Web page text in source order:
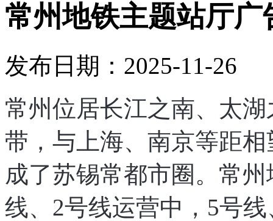
常州地铁主题站厅广
发布日期：2025-11-26
常州位居长江之南、太
带，与上海、南京等距
成了苏锡常都市圈。常
线、2号线运营中，5号